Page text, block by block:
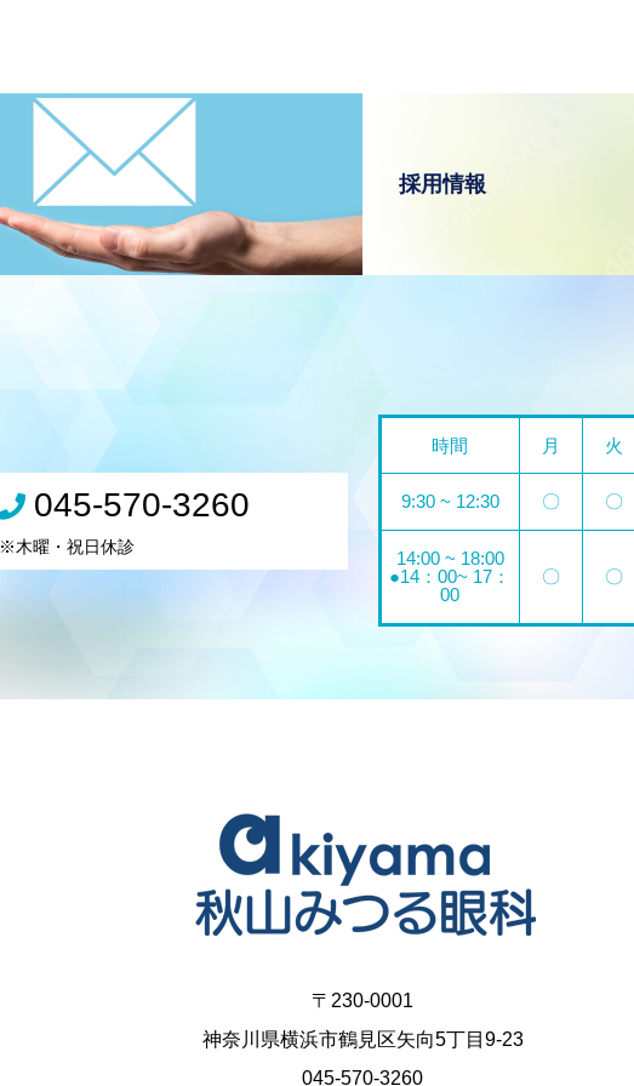
採用情報
045-570-3260
※木曜・祝日休診
時間 月 火
9:30 ~ 12:30 〇 〇
14:00 ~ 18:00
●14：00~ 17：
00
〇 〇
〒230-0001
神奈川県横浜市鶴見区矢向5丁目9-23
045-570-3260